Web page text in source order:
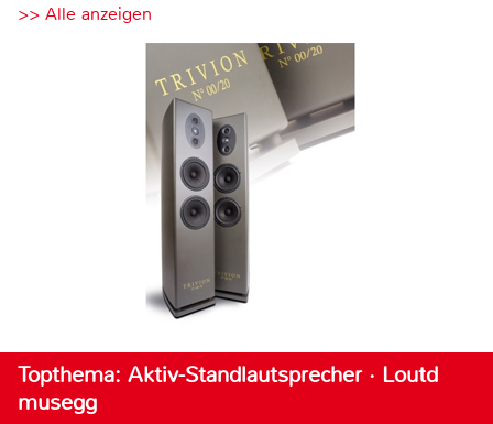
>> Alle anzeigen
Topthema: Aktiv-Standlautsprecher · Loutd
musegg